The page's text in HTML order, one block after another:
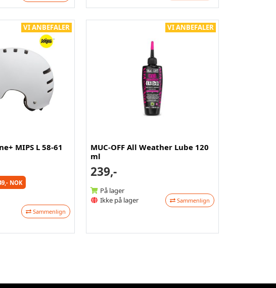
VI ANBEFALER
MIPS L 58-61
NOK
Sammenlign
VI ANBEFALER
MUC-OFF All Weather Lube 120
ml
239,-
På lager
Ikke på lager
Sammenlign